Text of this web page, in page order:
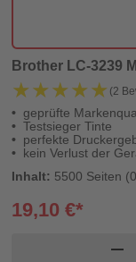
Brother LC-3239
★★★★★
★★★★★ (2
geprüfte
Testsieger Tinte
perfekte
kein Verlust der
Inhalt: 5500 Seiten
19,10 €*
remove